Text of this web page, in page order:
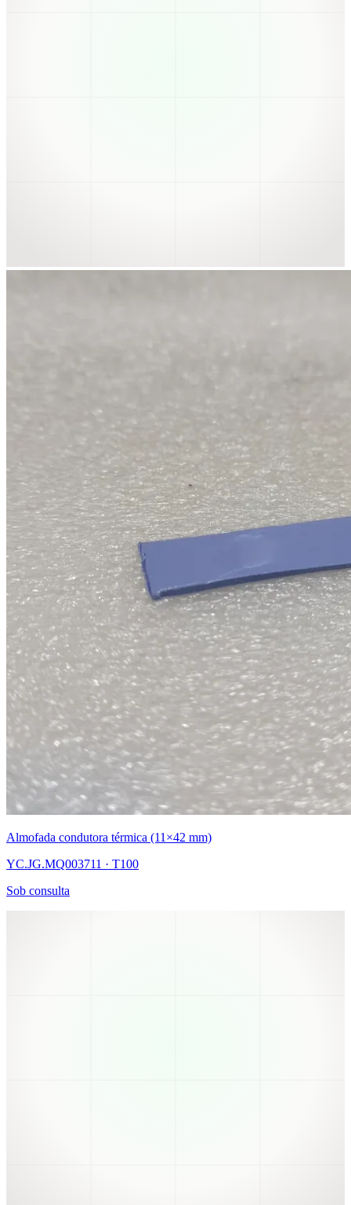
Almofada condutora térmica (11×42 mm)
YC.JG.MQ003711 · T100
Sob consulta